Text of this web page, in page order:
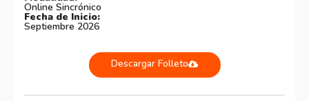
Online Sincrónico
Fecha de Inicio:
Septiembre 2026
Descargar Folleto